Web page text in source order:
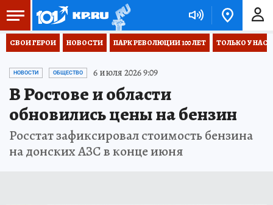
СВОИ ГЕРОИ НОВОСТИ ПАРК РЕВОЛЮЦИИ 100 ЛЕТ ТОЛЬКО У НАС
НОВОСТИ ОБЩЕСТВО 6 июля 2026 9:09
В Ростове и области
обновились цены на бензин
Росстат зафиксировал стоимость бензина
на донских АЗС в конце июня